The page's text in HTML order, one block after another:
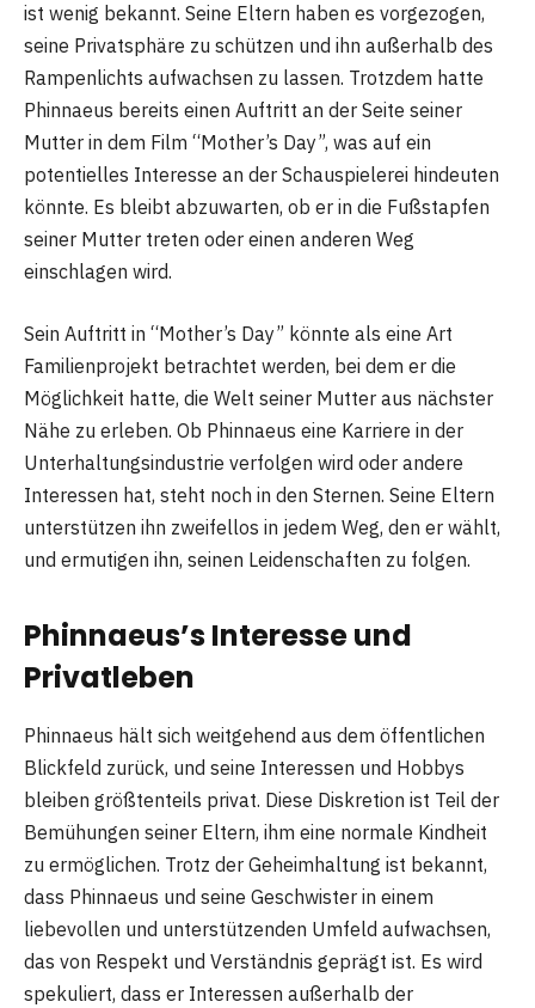
ist wenig bekannt. Seine Eltern haben es vorgezogen,
seine Privatsphäre zu schützen und ihn außerhalb des
Rampenlichts aufwachsen zu lassen. Trotzdem hatte
Phinnaeus bereits einen Auftritt an der Seite seiner
Mutter in dem Film “Mother’s Day”, was auf ein
potentielles Interesse an der Schauspielerei hindeuten
könnte. Es bleibt abzuwarten, ob er in die Fußstapfen
seiner Mutter treten oder einen anderen Weg
einschlagen wird.
Sein Auftritt in “Mother’s Day” könnte als eine Art
Familienprojekt betrachtet werden, bei dem er die
Möglichkeit hatte, die Welt seiner Mutter aus nächster
Nähe zu erleben. Ob Phinnaeus eine Karriere in der
Unterhaltungsindustrie verfolgen wird oder andere
Interessen hat, steht noch in den Sternen. Seine Eltern
unterstützen ihn zweifellos in jedem Weg, den er wählt,
und ermutigen ihn, seinen Leidenschaften zu folgen.
Phinnaeus’s Interesse und
Privatleben
Phinnaeus hält sich weitgehend aus dem öffentlichen
Blickfeld zurück, und seine Interessen und Hobbys
bleiben größtenteils privat. Diese Diskretion ist Teil der
Bemühungen seiner Eltern, ihm eine normale Kindheit
zu ermöglichen. Trotz der Geheimhaltung ist bekannt,
dass Phinnaeus und seine Geschwister in einem
liebevollen und unterstützenden Umfeld aufwachsen,
das von Respekt und Verständnis geprägt ist. Es wird
spekuliert, dass er Interessen außerhalb der